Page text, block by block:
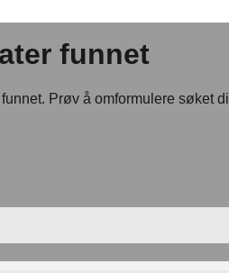
funnet
Prøv å omformulere søket